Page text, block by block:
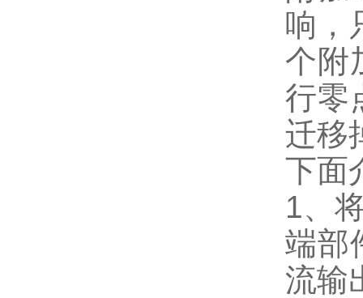
响，
个附
行零
迁移
下面
1、
端部
流输